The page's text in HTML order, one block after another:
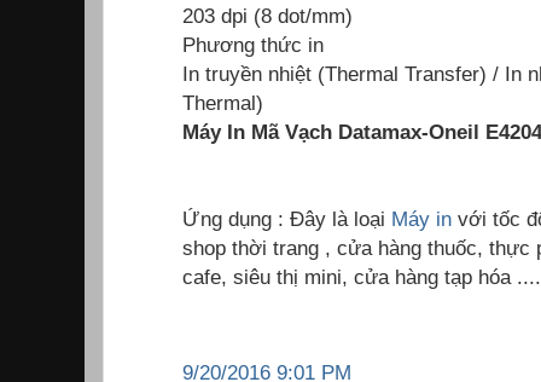
203 dpi (8 dot/mm)
Phương thức in
In truyền nhiệt (Thermal Transfer) / In
Thermal)
Máy In Mã Vạch Datamax-Oneil
Ứng dụng : Đây là loại Máy in với tốc
shop thời trang , cửa hàng thuốc, thực
cafe, siêu thị mini, cửa hàng tạp hóa ....
9/20/2016 9:01 PM